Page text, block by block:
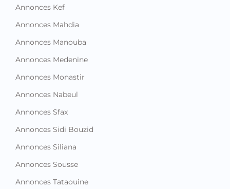
Annonces Kef
Annonces Mahdia
Annonces Manouba
Annonces Medenine
Annonces Monastir
Annonces Nabeul
Annonces Sfax
Annonces Sidi Bouzid
Annonces Siliana
Annonces Sousse
Annonces Tataouine